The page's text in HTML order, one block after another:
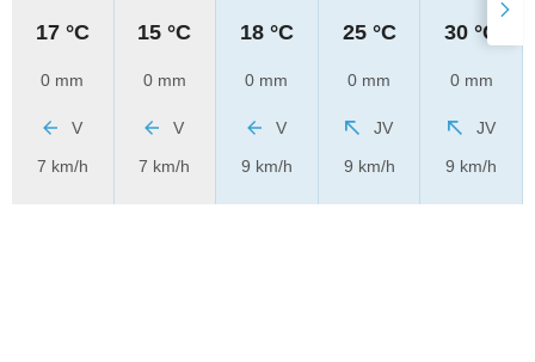
17 °C
0 mm
V
7 km/h
15 °C
0 mm
V
7 km/h
18 °C
0 mm
V
9 km/h
25 °C
0 mm
JV
9 km/h
30 °C
0 mm
JV
9 km/h